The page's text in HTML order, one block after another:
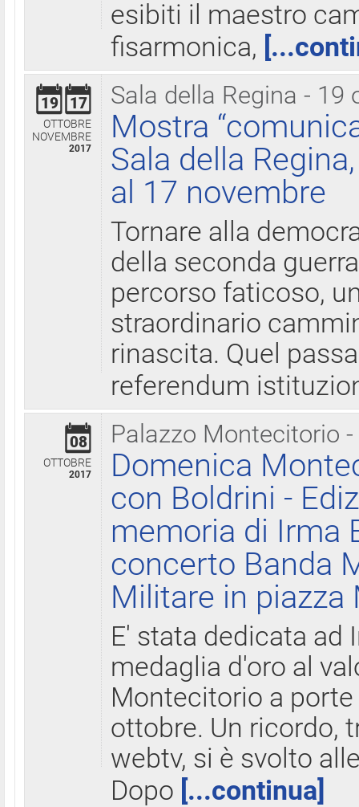
esibiti il maestro
fisarmonica,
Sala della Regina - 19
19 17
OTTOBRE
NOVEMBRE
2017
Mostra
Sala della
al 17 novembre
Tornare alla
della seconda
percorso faticoso,
straordinario
rinascita. Quel
referendum
Palazzo Montecitorio
08
OTTOBRE
2017
Domenica
con Boldrini -
memoria di Irma
concerto Banda
Militare in
E' stata dedicata ad
medaglia d'oro al
Montecitorio a
ottobre. Un ricordo,
webtv, si è svolto
Dopo [...continua]